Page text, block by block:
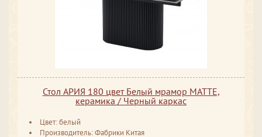
Стол АРИЯ 180 цвет Белый мрамор MATTE,
керамика / Черный каркас
Цвет: белый
Производитель: Фабрики Китая